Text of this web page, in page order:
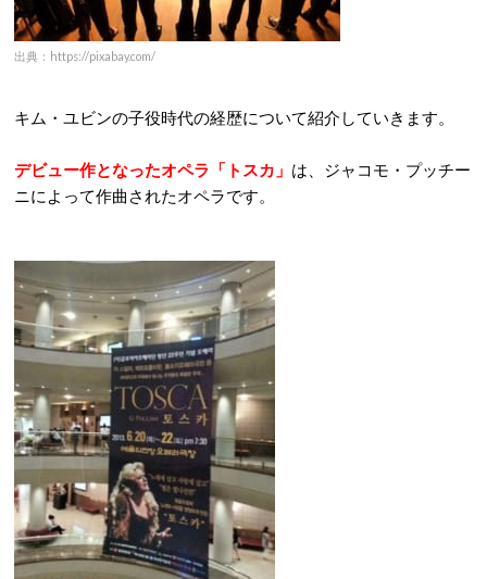
出典：https://pixabay.com/
キム・ユビンの子役時代の経歴について紹介していきます。
デビュー作となったオペラ「トスカ」 は、ジャコモ・プッチー
ニによって作曲されたオペラです。